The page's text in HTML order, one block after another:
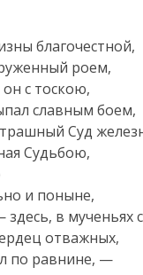
благочестной,
роем,
с тоскою,
славным боем,
Суд
Судьбою,
и поныне,
в мученьях
отважных,
по равнине, —